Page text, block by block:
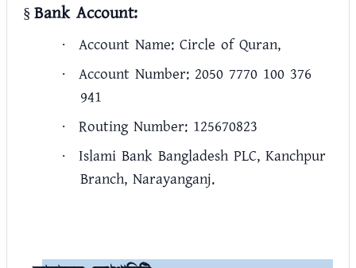
§ Bank Account:
· Account Name: Circle of Quran,
·
Account Number: 2050 7770 100 376
941
· Routing Number: 125670823
·
Islami Bank Bangladesh PLC, Kanchpur
Branch, Narayanganj.